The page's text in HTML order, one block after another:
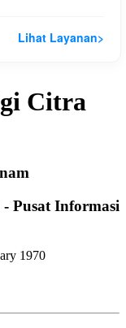
Lihat Layanan>
Citra
Pusat Informasi
1970